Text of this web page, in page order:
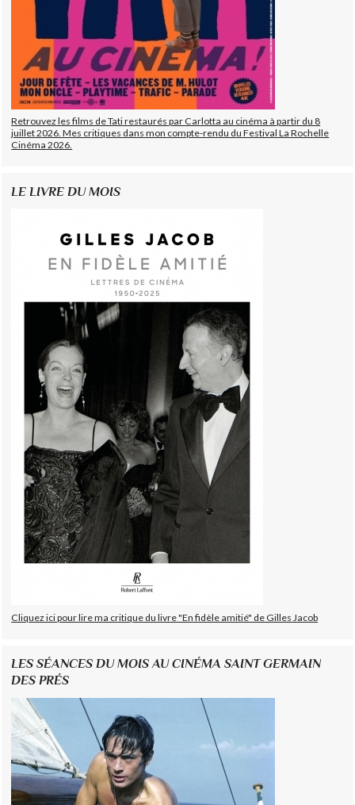
Retrouvez les films de Tati restaurés par Carlotta au cinéma à partir du 8
juillet 2026. Mes critiques dans mon compte-rendu du Festival La Rochelle
Cinéma 2026.
LE LIVRE DU MOIS
Cliquez ici pour lire ma critique du livre "En fidèle amitié" de Gilles Jacob
LES SÉANCES DU MOIS AU CINÉMA SAINT GERMAIN
DES PRÉS